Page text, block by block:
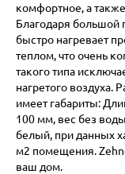
комфортное, а
Благодаря большой
быстро нагревает
теплом, что очень
такого типа
нагретого воздуха.
имеет габариты:
100 мм, вес без воды
белый, при данных
м2 помещения.
ваш дом.